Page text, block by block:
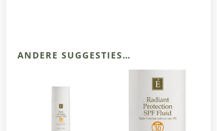
ANDERE SUGGESTIES…